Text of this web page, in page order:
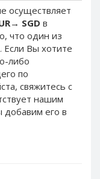
осуществляет
→ SGD в
что один из
Если Вы хотите
либо
по
свяжитесь с
нашим
добавим его в
SEK
CHF
MYR
WMZ
WMR
WME
WMU